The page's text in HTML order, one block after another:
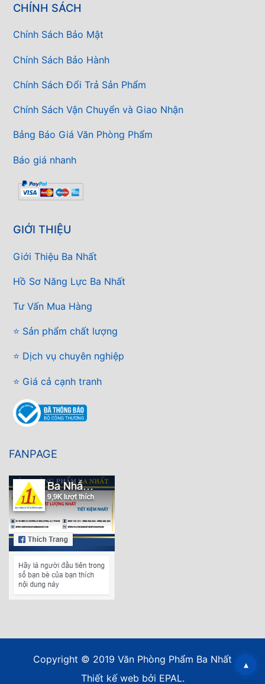
CHÍNH SÁCH
Chính Sách Bảo Mật
Chính Sách Bảo Hành
Chính Sách Đổi Trả Sản Phẩm
Chính Sách Vận Chuyển và Giao Nhận
Bảng Báo Giá Văn Phòng Phẩm
Báo giá nhanh
GIỚI THIỆU
Giới Thiệu Ba Nhất
Hồ Sơ Năng Lực Ba Nhất
Tư Vấn Mua Hàng
⭐ Sản phẩm chất lượng
⭐ Dịch vụ chuyên nghiệp
⭐ Giá cả cạnh tranh
FANPAGE
Copyright © 2019 Văn Phòng Phẩm Ba Nhất
Thiết kế web bởi EPAL.
▴